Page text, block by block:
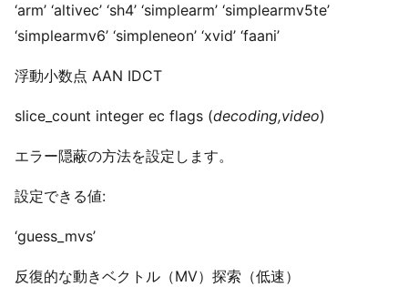
‘arm’ ‘altivec’ ‘sh4’ ‘simplearm’ ‘simplearmv5te’
‘simplearmv6’ ‘simpleneon’ ‘xvid’ ‘faani’
浮動小数点 AAN IDCT
slice_count integer ec flags (decoding,video)
エラー隠蔽の方法を設定します。
設定できる値:
‘guess_mvs’
反復的な動きベクトル（MV）探索（低速）